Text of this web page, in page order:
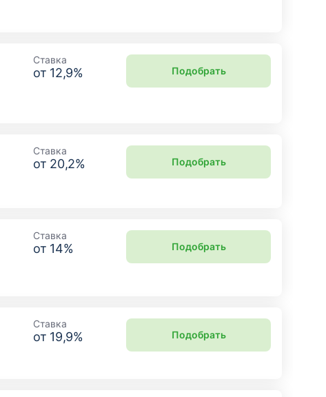
Ставка
от 12,9% Подобрать
Ставка
от 20,2% Подобрать
Ставка
от 14% Подобрать
Ставка
от 19,9% Подобрать